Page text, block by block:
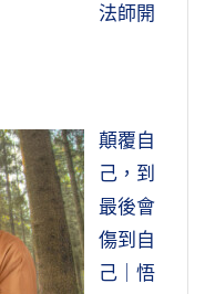
法師開
顛覆自
己，到
最後會
傷到自
己｜悟